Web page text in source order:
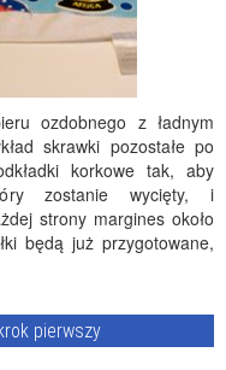
ozdobnego z ładnym
skrawki pozostałe po
korkowe tak, aby
zostanie wycięty, i
strony margines około
będą już przygotowane,
pierwszy